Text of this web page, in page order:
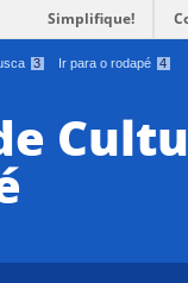
3 Ir para o rodapé 4
Simplifique!